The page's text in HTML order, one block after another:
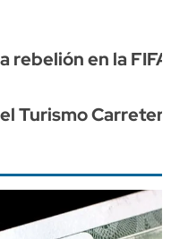
rebelión en la
Turismo